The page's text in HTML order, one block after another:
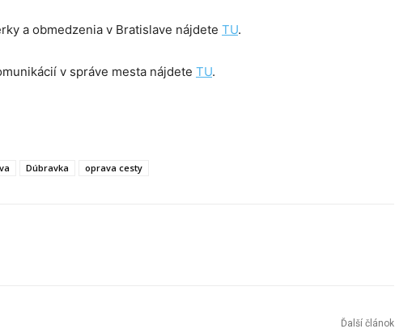
a obmedzenia v Bratislave nájdete TU.
v správe mesta nájdete TU.
Dúbravka oprava cesty
Ďalší článok